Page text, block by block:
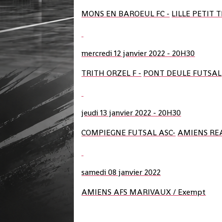
MONS EN BAROEUL FC - LILLE PETIT
mercredi 12 janvier 2022 - 20H30
TRITH ORZEL F - PONT DEULE FUTSAL
jeudi 13 janvier 2022 - 20H30
COMPIEGNE FUTSAL ASC- AMIENS
samedi 08 janvier 2022
AMIENS AFS MARIVAUX / Exempt